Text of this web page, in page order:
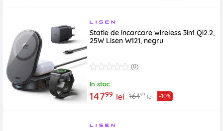
Statie de incarcare wireless 3in1 Qi2.2,
25W Lisen W121, negru
(0)
In stoc
14799 lei 16499 lei -10%